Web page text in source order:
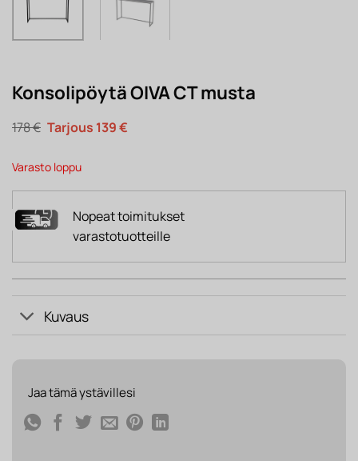
Konsolipöytä OIVA CT musta
178€ Alkuperäinen
hinta
178 €.
139€Nykyinen
Varasto loppu
Nopeat toimitukset
varastotuotteille
Kuvaus
Jaa tämä ystävillesi